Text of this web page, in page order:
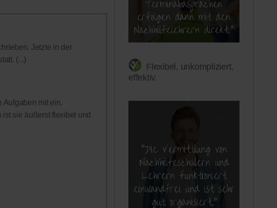
Flexibel, unkompliziert,
effektiv.
Jetzte in der
(...)
Aufgaben mit ein.
sie äußerst flexibel und